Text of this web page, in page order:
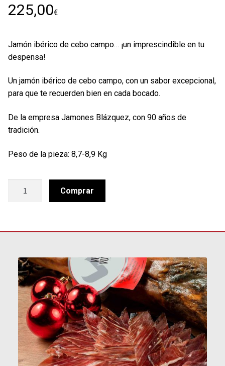
225,00€
Jamón ibérico de cebo campo… ¡un imprescindible en tu
despensa!
Un jamón ibérico de cebo campo, con un sabor excepcional,
para que te recuerden bien en cada bocado.
De la empresa Jamones Blázquez, con 90 años de
tradición.
Peso de la pieza: 8,7-8,9 Kg
cantidad
Comprar